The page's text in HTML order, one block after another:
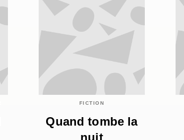
FICTION
Quand tombe la
nuit